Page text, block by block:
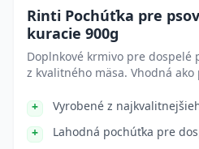
Rinti Pochúťka pre
kuracie 900g
Doplnkové krmivo pre dospelé
z kvalitného mäsa. Vhodná ako
Vyrobené z
Lahodná pochúťka pre